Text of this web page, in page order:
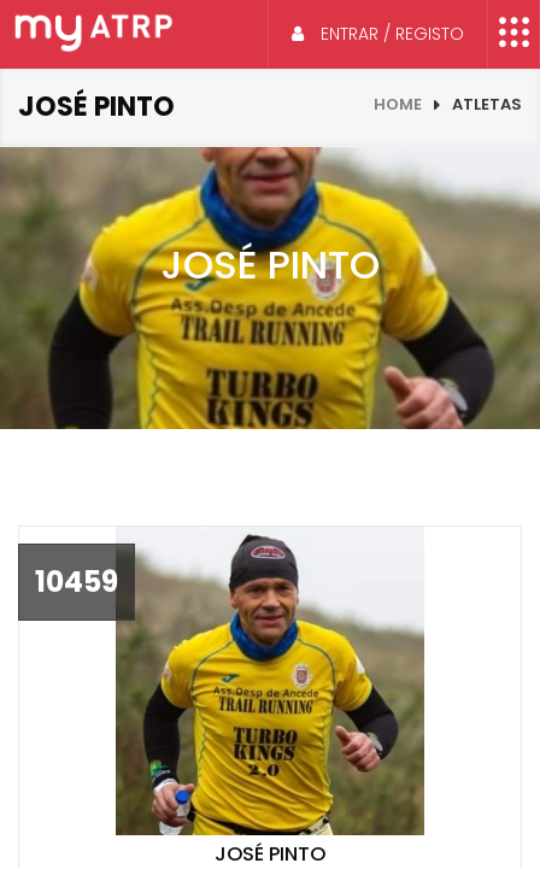
ENTRAR / REGISTO
JOSÉ PINTO HOME ATLETAS
JOSÉ PINTO
10459
JOSÉ PINTO